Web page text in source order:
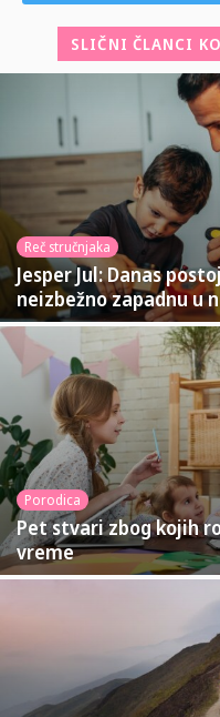
SLIČNI ČLANCI
Reč stručnjaka
Jesper Jul: Danas
neizbežno zapadnu u
Porodica
Pet stvari zbog kojih
vreme